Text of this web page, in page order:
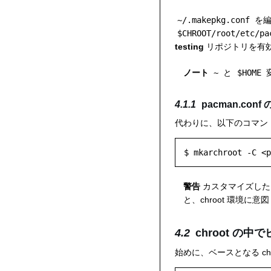
~/.makepkg.conf を
$CHROOT/root/etc/
testing リポジトリを有
ノート ~ と $HOME
pacman.conf
代わりに、以下のコマ
警告 カスタマイズし
と、chroot 環境に意
chroot の中で
始めに、ベースとなる